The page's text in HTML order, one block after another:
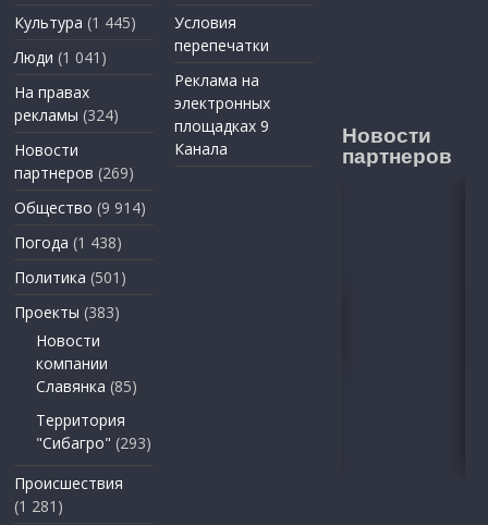
Культура (1 445)
Люди (1 041)
На правах
рекламы (324)
Новости
партнеров (269)
Общество (9 914)
Погода (1 438)
Политика (501)
Проекты (383)
Новости
компании
Славянка (85)
Территория
"Сибагро" (293)
Происшествия
(1 281)
Условия
перепечатки
Реклама на
электронных
площадках 9
Канала
Новости
партнеров